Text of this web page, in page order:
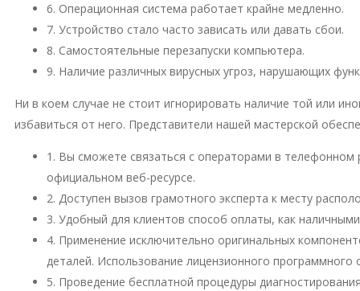
6. Операционная система работает крайне медленно.
7. Устройство стало часто зависать или давать сбои.
8. Самостоятельные перезапуски компьютера.
9. Наличие различных вирусных угроз, нарушающих
Ни в коем случае не стоит игнорировать наличие той или
избавиться от него. Представители нашей мастерской
1. Вы сможете связаться с операторами в
официальном веб-ресурсе.
2. Доступен вызов грамотного эксперта к месту
3. Удобный для клиентов способ оплаты, как
4. Применение исключительно оригинальных
деталей. Использование лицензионного
5. Проведение бесплатной процедуры